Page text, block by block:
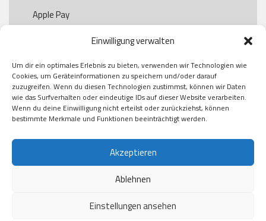
Einwilligung verwalten
Um dir ein optimales Erlebnis zu bieten, verwenden wir Technologien wie
Cookies, um Geräteinformationen zu speichern und/oder darauf
zuzugreifen. Wenn du diesen Technologien zustimmst, können wir Daten
wie das Surfverhalten oder eindeutige IDs auf dieser Website verarbeiten.
Wenn du deine Einwilligung nicht erteilst oder zurückziehst, können
bestimmte Merkmale und Funktionen beeinträchtigt werden.
Akzeptieren
Ablehnen
Einstellungen ansehen
Apple Pay
Paypal
Kauf auf Rechung
Klarna
American Express